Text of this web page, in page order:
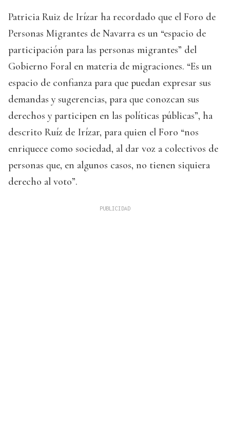
Patricia Ruiz de Irízar ha recordado que el Foro de
Personas Migrantes de Navarra es un “espacio de
participación para las personas migrantes” del
Gobierno Foral en materia de migraciones. “Es un
espacio de confianza para que puedan expresar sus
demandas y sugerencias, para que conozcan sus
derechos y participen en las políticas públicas”, ha
descrito Ruíz de Irízar, para quien el Foro “nos
enriquece como sociedad, al dar voz a colectivos de
personas que, en algunos casos, no tienen siquiera
derecho al voto”.